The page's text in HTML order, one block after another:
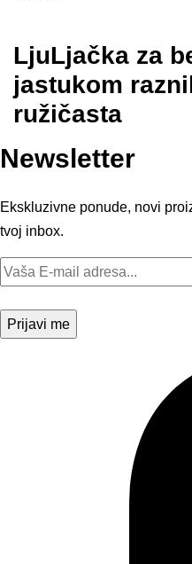
LjuLjačka za
jastukom
ružičasta
Newsletter
Ekskluzivne ponude, novi
tvoj inbox.